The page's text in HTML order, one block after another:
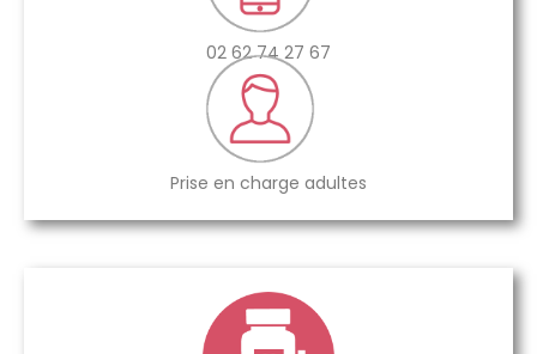
02 62 74 27 67
Prise en charge adultes